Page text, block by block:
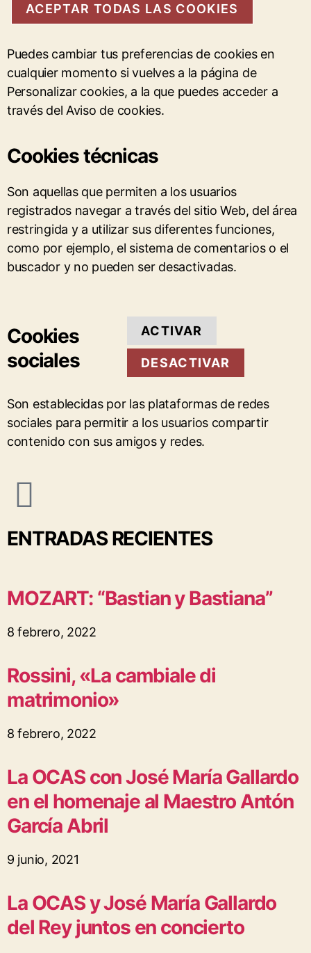
ACEPTAR TODAS LAS COOKIES
Puedes cambiar tus preferencias de cookies en
cualquier momento si vuelves a la página de
Personalizar cookies, a la que puedes acceder a
través del Aviso de cookies.
Cookies técnicas
Son aquellas que permiten a los usuarios
registrados navegar a través del sitio Web, del área
restringida y a utilizar sus diferentes funciones,
como por ejemplo, el sistema de comentarios o el
buscador y no pueden ser desactivadas.
Cookies
sociales
ACTIVAR
DESACTIVAR
Son establecidas por las plataformas de redes
sociales para permitir a los usuarios compartir
contenido con sus amigos y redes.
ENTRADAS RECIENTES
MOZART: “Bastian y Bastiana”
8 febrero, 2022
Rossini, «La cambiale di
matrimonio»
8 febrero, 2022
La OCAS con José María Gallardo
en el homenaje al Maestro Antón
García Abril
9 junio, 2021
La OCAS y José María Gallardo
del Rey juntos en concierto